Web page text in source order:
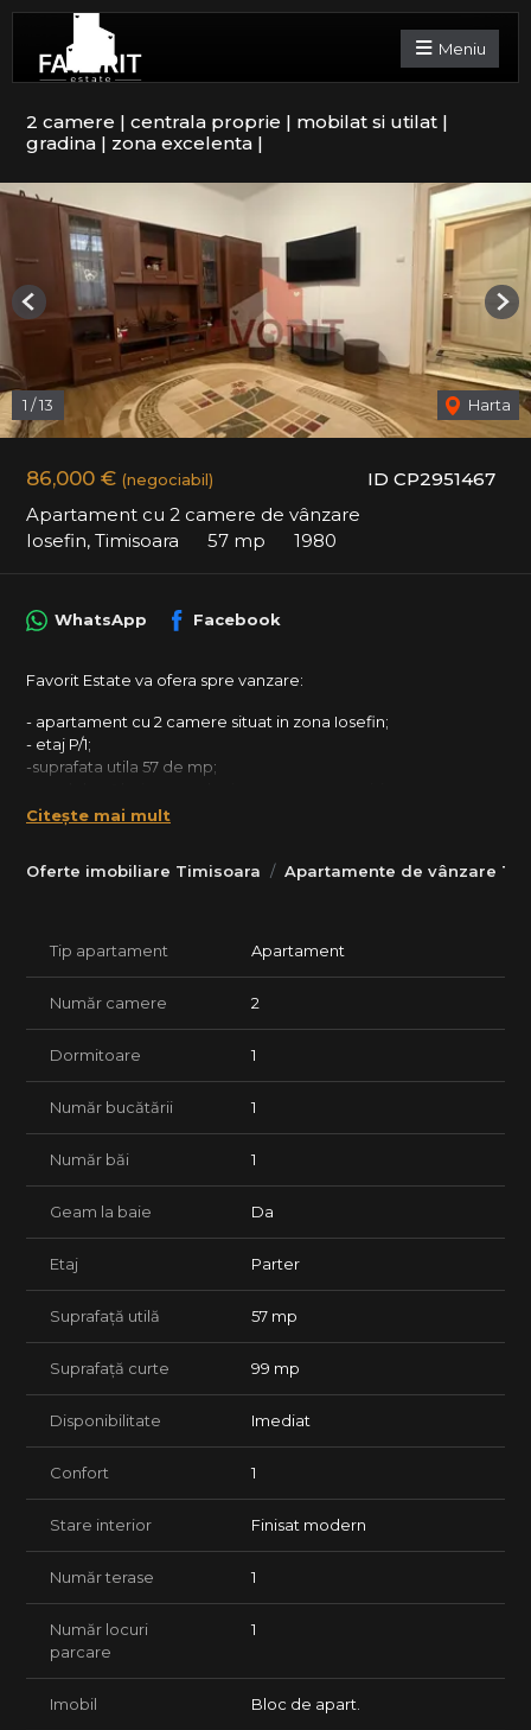
Meniu
2 camere | centrala proprie | mobilat si utilat |
gradina | zona excelenta |
ID CP2951467
86,000 € (negociabil)
Apartament cu 2 camere de vânzare
Iosefin, Timisoara
57 mp 1980
1 /13 Harta
Previous
Oferte imobiliare Timisoara Apartamente de vânzare
WhatsApp Facebook
Favorit Estate va ofera spre vanzare:
- apartament cu 2 camere situat in zona Iosefin;
- etaj P/1;
-suprafata utila 57 de mp;
-apartamentul se vinde mobilat si utilat ca in poze;
-apartamentul este situat la curte comuna, avand o gradina
- CENTRALA PROPRIE;
tamplarie PVC si geam termopan, usa PVC la intrare, usi
interioare celulare, vopsea lavabila, corpuri sanitare;
** Se accepta achizitionarea prin intermediul unui credit
bancar.
Oferim consultanta juridica si financiar-bancara pe toata
durata procesului.
Citește mai mult
Tip apartament Apartament
Număr camere 2
Dormitoare 1
Număr bucătării 1
Număr băi 1
Geam la baie Da
Etaj Parter
Suprafață utilă 57 mp
Suprafață curte 99 mp
Disponibilitate Imediat
Confort 1
Stare interior Finisat modern
Număr terase 1
Număr locuri
parcare
1
Imobil Bloc de apart.